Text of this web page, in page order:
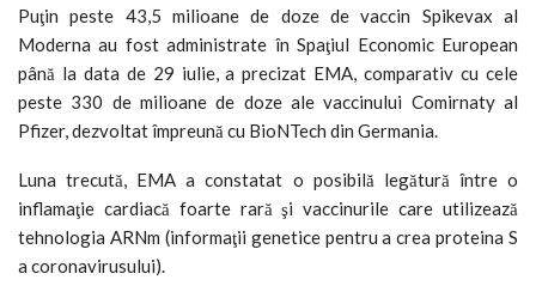
Puţin peste 43,5 milioane de doze de vaccin Spikevax al
Moderna au fost administrate în Spaţiul Economic European
până la data de 29 iulie, a precizat EMA, comparativ cu cele
peste 330 de milioane de doze ale vaccinului Comirnaty al
Pfizer, dezvoltat împreună cu BioNTech din Germania.
Luna trecută, EMA a constatat o posibilă legătură între o
inflamaţie cardiacă foarte rară şi vaccinurile care utilizează
tehnologia ARNm (informaţii genetice pentru a crea proteina S
a coronavirusului).